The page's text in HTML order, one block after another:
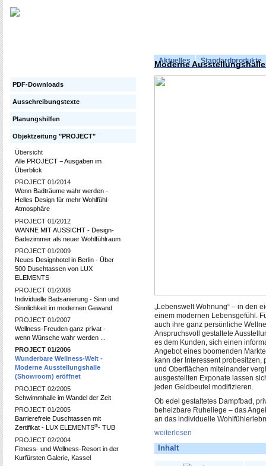
Aktuelles Standardprodukte
PDF-Downloads
Ausschreibungstexte
Planungshilfen
Objektzeitung "PROJECT"
Übersicht
Alle PROJECT − Ausgaben im
Überblick
PROJECT 01/2014
Wenn Badträume wahr werden -
Helles Design für mehr Wohlfühl-
Atmosphäre
PROJECT 01/2012
WANNE MIT AUSSICHT - Design-
Badezimmer als neuer Wohlfühlraum
PROJECT 01/2009
Neues Designhotel in Berlin - Über
500 Duschtassen von LUX
ELEMENTS
PROJECT 01/2008
Individuelle Badsanierung - Sinn und
Sinnlichkeit im modernen Gewand
PROJECT 01/2007
Wellness-Freuden ganz privat -
wenn Wünsche wahr werden ...
PROJECT 01/2006
Wunderbare Wellness-Welt -
Moderne Ausstellungshalle
(Showroom) eröffnet
PROJECT 02/2005
Schwimmhalle im Wandel der Zeit
PROJECT 01/2005
Barrierefreie Duschtassen mit
Zertifikat - LUX ELEMENTS®- TUB
PROJECT 02/2004
Fitness- und Wellness-Resort in der
Kurfürsten Galerie, Kassel
Moderne
„Lebenswelt Wohnung“ – in den
einem modernen Lebensgefühl.
auch ihre ganz persönliche
Anspruchsvoll gestaltete
es dem Kunden, sich einen
Angebot eines boomenden
kann der Interessent
und Oberflächen miteinander
ausgestellten Exponate lassen
jeden Geldbeutel modifizieren.
Ob edel gestaltetes Dampfbad,
beheizbare Ruheliege – das
an das individuelle
weiterlesen
Inhalt